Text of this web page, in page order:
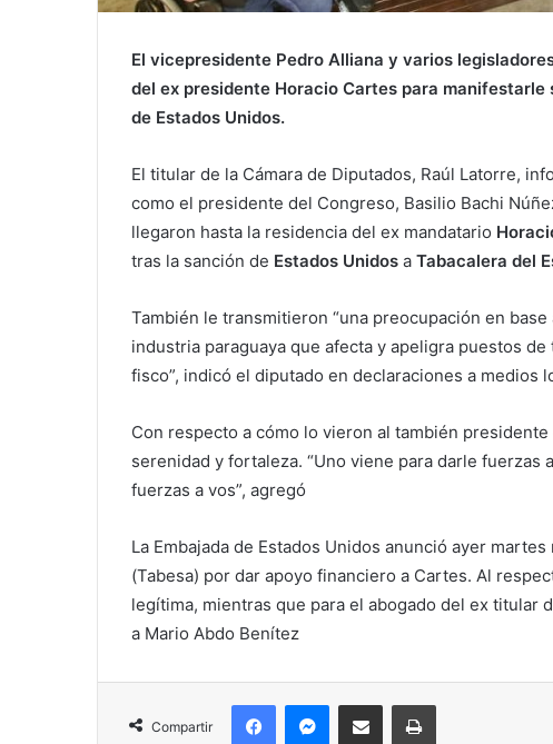
El vicepresidente Pedro Alliana y varios
del ex presidente Horacio Cartes para manifestarle
de Estados Unidos.
El titular de la Cámara de Diputados, Raúl Latorre,
como el presidente del Congreso, Basilio Bachi
llegaron hasta la residencia del ex mandatario
tras la sanción de Estados Unidos a Tabacalera del
También le transmitieron “una preocupación en
industria paraguaya que afecta y apeligra puestos
fisco”, indicó el diputado en declaraciones a medios
Con respecto a cómo lo vieron al también
serenidad y fortaleza. “Uno viene para darle fuerzas
fuerzas a vos”, agregó
La Embajada de Estados Unidos anunció ayer
(Tabesa) por dar apoyo financiero a Cartes. Al
legítima, mientras que para el abogado del ex titular
a Mario Abdo Benítez
Compartir
FacebookMessengerCompartir por correo electrónicoImprimir